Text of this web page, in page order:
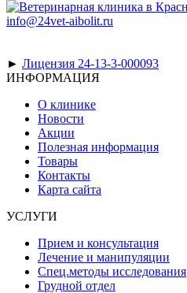
info@24vet-aibolit.ru
► Лицензия 24-13-3-000093
ИНФОРМАЦИЯ
О клинике
Новости
Акции
Полезная информация
Товары
Контакты
Карта сайта
УСЛУГИ
Прием и консультация
Лечение и манипуляции
Спец.методы исследования
Грудной отдел